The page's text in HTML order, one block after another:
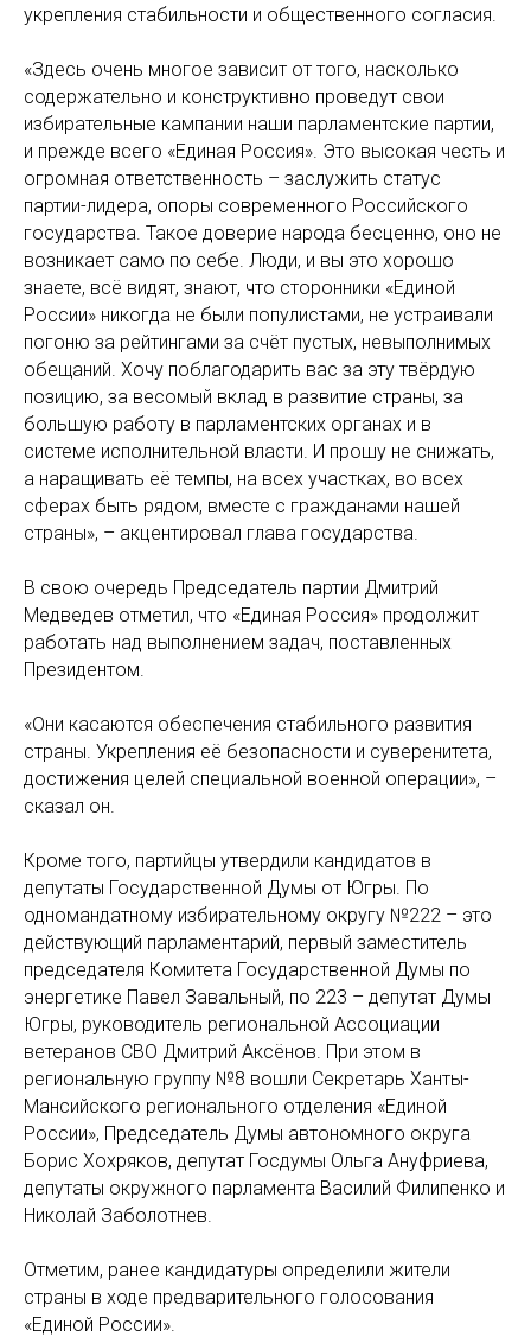
укрепления стабильности и общественного согласия.
«Здесь очень многое зависит от того, насколько
содержательно и конструктивно проведут свои
избирательные кампании наши парламентские партии,
и прежде всего «Единая Россия». Это высокая честь и
огромная ответственность – заслужить статус
партии-лидера, опоры современного Российского
государства. Такое доверие народа бесценно, оно не
возникает само по себе. Люди, и вы это хорошо
знаете, всё видят, знают, что сторонники «Единой
России» никогда не были популистами, не устраивали
погоню за рейтингами за счёт пустых, невыполнимых
обещаний. Хочу поблагодарить вас за эту твёрдую
позицию, за весомый вклад в развитие страны, за
большую работу в парламентских органах и в
системе исполнительной власти. И прошу не снижать,
а наращивать её темпы, на всех участках, во всех
сферах быть рядом, вместе с гражданами нашей
страны», – акцентировал глава государства.
В свою очередь Председатель партии Дмитрий
Медведев отметил, что «Единая Россия» продолжит
работать над выполнением задач, поставленных
Президентом.
«Они касаются обеспечения стабильного развития
страны. Укрепления её безопасности и суверенитета,
достижения целей специальной военной операции», –
сказал он.
Кроме того, партийцы утвердили кандидатов в
депутаты Государственной Думы от Югры. По
одномандатному избирательному округу №222 – это
действующий парламентарий, первый заместитель
председателя Комитета Государственной Думы по
энергетике Павел Завальный, по 223 – депутат Думы
Югры, руководитель региональной Ассоциации
ветеранов СВО Дмитрий Аксёнов. При этом в
региональную группу №8 вошли Секретарь Ханты-
Мансийского регионального отделения «Единой
России», Председатель Думы автономного округа
Борис Хохряков, депутат Госдумы Ольга Ануфриева,
депутаты окружного парламента Василий Филипенко и
Николай Заболотнев.
Отметим, ранее кандидатуры определили жители
страны в ходе предварительного голосования
«Единой России».